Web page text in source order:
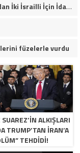
Kuzey Kore’de Casusluk Krizi: Kim Jong-un’dan İki İsrailli İçin İdam Talimatı!
füzelerle vurdu
ALKIŞLARI
TRUMP’TAN İRAN’A
TEHDIDI!